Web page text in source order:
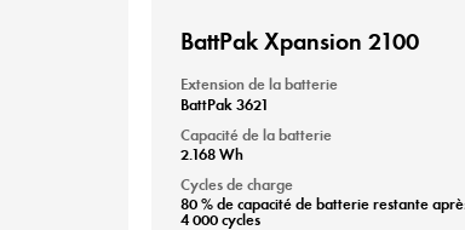
BattPak Xpansion 2100
Extension de la batterie
BattPak 3621
Capacité de la batterie
2.168 Wh
Cycles de charge
80 % de capacité de batterie restante
4 000 cycles